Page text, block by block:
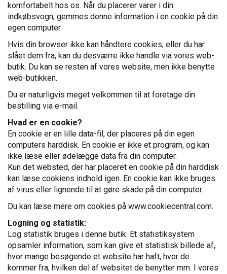
komfortabelt hos os. Når du placerer varer i din
indkøbsvogn, gemmes denne information i en cookie på din
egen computer.
Hvis din browser ikke kan håndtere cookies, eller du har
slået dem fra, kan du desværre ikke handle via vores web-
butik. Du kan se resten af vores website, men ikke benytte
web-butikken.
Du er naturligvis meget velkommen til at foretage din
bestilling via e-mail.
Hvad er en cookie?
En cookie er en lille data-fil, der placeres på din egen
computers harddisk. En cookie er ikke et program, og kan
ikke læse eller ødelægge data fra din computer.
Kun det websted, der har placeret en cookie på din harddisk
kan læse cookiens indhold igen. En cookie kan ikke bruges
af virus eller lignende til at gøre skade på din computer.
Du kan læse mere om cookies på www.cookiecentral.com.
Logning og statistik:
Log statistik bruges i denne butik. Et statistiksystem
opsamler information, som kan give et statistisk billede af,
hvor mange besøgende et website har haft, hvor de
kommer fra, hvilken del af websitet de benytter mm. I vores